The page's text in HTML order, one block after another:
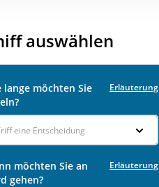
auswählen
lange möchten Sie
Erläuterung
eine Entscheidung
möchten Sie an
gehen?
Erläuterung